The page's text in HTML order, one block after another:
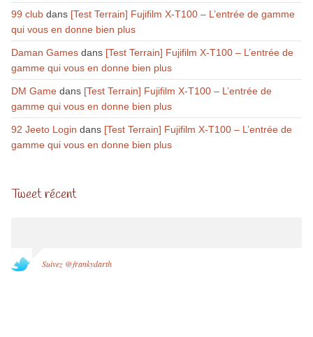
99 clubdans [Test Terrain] Fujifilm X-T100 – L’entrée de gamme
qui vous en donne bien plus
Daman Gamesdans [Test Terrain] Fujifilm X-T100 – L’entrée de
gamme qui vous en donne bien plus
DM Gamedans [Test Terrain] Fujifilm X-T100 – L’entrée de
gamme qui vous en donne bien plus
92 Jeeto Login dans [Test Terrain] Fujifilm X-T100 – L’entrée de
gamme qui vous en donne bien plus
Tweet récent
Suivez @frankydarth